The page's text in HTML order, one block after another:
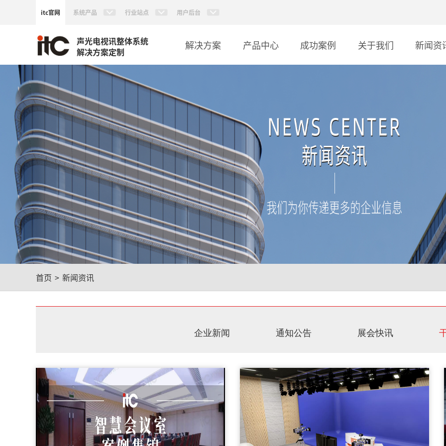
itc官网 系统产品 行业站点 用户后台
声光电视讯整体系统
解决方案定制
解决方案 产品中心 成功案例 关于我们 新闻资
首页 > 新闻资讯
企业新闻 通知公告 展会快讯